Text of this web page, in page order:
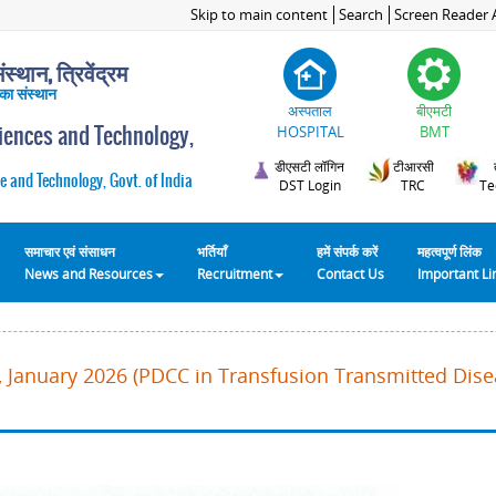
Skip to main content Search Screen Reader
त्रिवेंद्रम
का संस्थान
and Technology,
Technology, Govt. of India
अस्पताल
HOSPITAL
बीएमटी
BMT
डीएसटी लॉगिन
DST Login
टीआरसी
TRC
समाचार एवं संसाधन
News and Resources
भर्तियाँ
Recruitment
हमें संपर्क करें
Contact Us
महत्वपूर्ण लिंक
Important
2026 (PDCC in Transfusion Transmitted